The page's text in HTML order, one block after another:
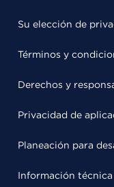
Su elección de
Términos y
Derechos y
Privacidad de
Planeación para
Información técnica